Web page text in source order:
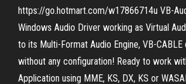
https://go.hotmart.com/w17866714u VB-
Windows Audio Driver working as Virtual
to its Multi-Format Audio Engine, VB-CABLE
without any configuration! Ready to work
Application using MME, KS, DX, KS or